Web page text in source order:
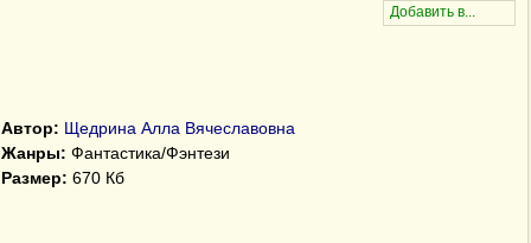
Автор: Щедрина Алла Вячеславовна
Жанры: Фантастика/Фэнтези
Размер: 670 Кб